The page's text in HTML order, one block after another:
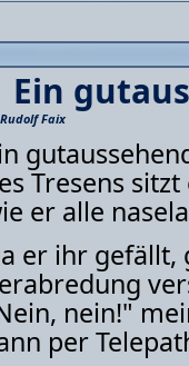
Ein
Rudolf Faix
Tresens
er alle
er ihr gefällt,
nein!"
per